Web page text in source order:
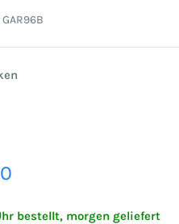
GAR96B
bestellt, morgen geliefert